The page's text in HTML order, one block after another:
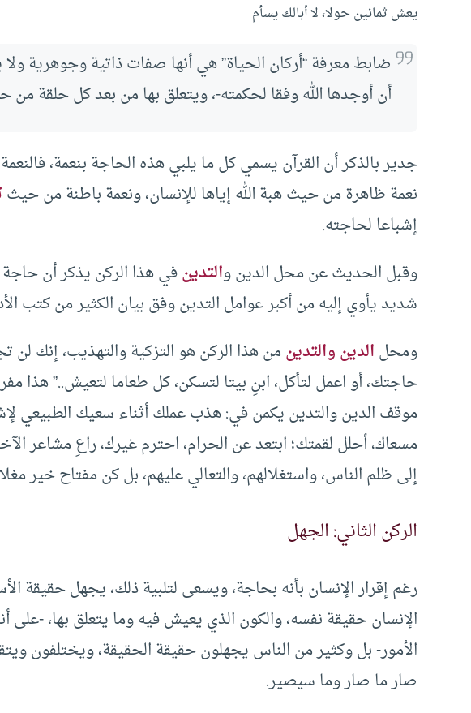
يعش ثمانين حولا، لا أبالك يسأم
ضابط معرفة “أركان الحياة” هي أنها صفات ذاتية وجوهرية
أن أوجدها الله وفقا لحكمته-، ويتعلق بها من بعد كل حلقة من
جدير بالذكر أن القرآن يسمي كل ما يلبي هذه الحاجة بنعمة،
نعمة ظاهرة من حيث هبة الله إياها للإنسان، ونعمة باطنة من حيث
إشباعا لحاجته.
وقبل الحديث عن محل الدين والتدينفي هذا الركن يذكر أن
شديد يأوي إليه من أكبر عوامل التدين وفق بيان الكثير من كتب
ومحلالدين والتدينمن هذا الركن هو التزكية والتهذيب، إنك
حاجتك، أو اعمل لتأكل، ابنِ بيتا لتسكن، كل طعاما لتعيش..”
موقف الدين والتدين يكمن في: هذب عملك أثناء سعيك الطبيعي
مسعاك، أحلل لقمتك؛ ابتعد عن الحرام، احترم غيرك، راعِ مشاعر
إلى ظلم الناس، واستغلالهم، والتعالي عليهم، بل كن مفتاح خير
الركن الثاني: الجهل
رغم إقرار الإنسان بأنه بحاجة، ويسعى لتلبية ذلك، يجهل حقيقة
الإنسان حقيقة نفسه، والكون الذي يعيش فيه وما يتعلق بها، -
الأمور- بل وكثير من الناس يجهلون حقيقة الحقيقة، ويختلفون
صار ما صار وما سيصير.